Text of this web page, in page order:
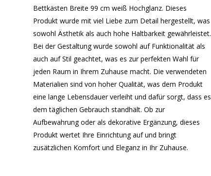
Bettkästen Breite 99 cm weiß Hochglanz. Dieses
Produkt wurde mit viel Liebe zum Detail hergestellt, was
sowohl Ästhetik als auch hohe Haltbarkeit gewährleistet.
Bei der Gestaltung wurde sowohl auf Funktionalität als
auch auf Stil geachtet, was es zur perfekten Wahl für
jeden Raum in Ihrem Zuhause macht. Die verwendeten
Materialien sind von hoher Qualität, was dem Produkt
eine lange Lebensdauer verleiht und dafür sorgt, dass es
dem täglichen Gebrauch standhält. Ob zur
Aufbewahrung oder als dekorative Ergänzung, dieses
Produkt wertet Ihre Einrichtung auf und bringt
zusätzlichen Komfort und Eleganz in Ihr Zuhause.